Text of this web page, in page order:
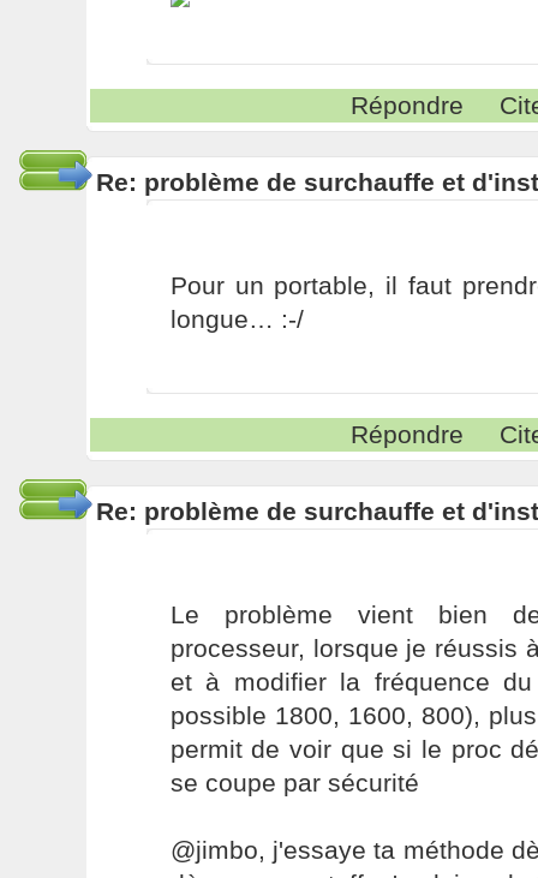
Répondre
Re: problème de surchauffe et
Pour un portable, il faut
longue… :-/
Répondre
Re: problème de surchauffe et
Le problème vient bien
processeur, lorsque je réussis
et à modifier la fréquence du
possible 1800, 1600, 800),
permit de voir que si le proc
se coupe par sécurité
@jimbo, j'essaye ta méthode